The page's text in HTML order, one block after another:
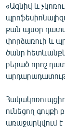
«Ազնիվ և
քան այսօր
փորձառուի և
ծանր
բերած որոշ
ունեցող
առաջարկվում է